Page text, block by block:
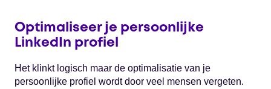
Optimaliseer je persoonlijke
LinkedIn profiel
Het klinkt logisch maar de optimalisatie van je
persoonlijke profiel wordt door veel mensen vergeten.